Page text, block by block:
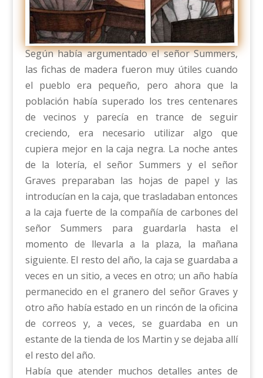
Según había argumentado el señor Summers,
las fichas de madera fueron muy útiles cuando
el pueblo era pequeño, pero ahora que la
población había superado los tres centenares
de vecinos y parecía en trance de seguir
creciendo, era necesario utilizar algo que
cupiera mejor en la caja negra. La noche antes
de la lotería, el señor Summers y el señor
Graves preparaban las hojas de papel y las
introducían en la caja, que trasladaban entonces
a la caja fuerte de la compañía de carbones del
señor Summers para guardarla hasta el
momento de llevarla a la plaza, la mañana
siguiente. El resto del año, la caja se guardaba a
veces en un sitio, a veces en otro; un año había
permanecido en el granero del señor Graves y
otro año había estado en un rincón de la oficina
de correos y, a veces, se guardaba en un
estante de la tienda de los Martin y se dejaba allí
el resto del año.
Había que atender muchos detalles antes de